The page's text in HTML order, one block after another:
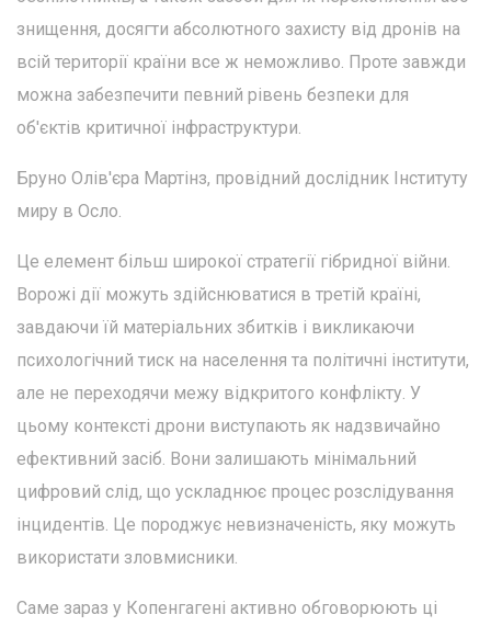
знищення, досягти абсолютного захисту від дронів на
всій території країни все ж неможливо. Проте завжди
можна забезпечити певний рівень безпеки для
об'єктів критичної інфраструктури.
Бруно Олів'єра Мартінз, провідний дослідник Інституту
миру в Осло.
Це елемент більш широкої стратегії гібридної війни.
Ворожі дії можуть здійснюватися в третій країні,
завдаючи їй матеріальних збитків і викликаючи
психологічний тиск на населення та політичні інститути,
але не переходячи межу відкритого конфлікту. У
цьому контексті дрони виступають як надзвичайно
ефективний засіб. Вони залишають мінімальний
цифровий слід, що ускладнює процес розслідування
інцидентів. Це породжує невизначеність, яку можуть
використати зловмисники.
Саме зараз у Копенгагені активно обговорюють ці